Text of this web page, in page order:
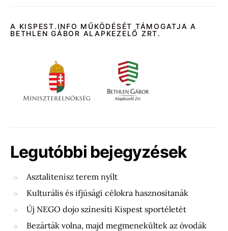
A KISPEST.INFO MŰKÖDÉSÉT TÁMOGATJA A
BETHLEN GÁBOR ALAPKEZELŐ ZRT.
Legutóbbi bejegyzések
Asztalitenisz terem nyílt
Kulturális és ifjúsági célokra hasznosítanák
Új NEGO dojo színesíti Kispest sportéletét
Bezárták volna, majd megmenekültek az óvodák